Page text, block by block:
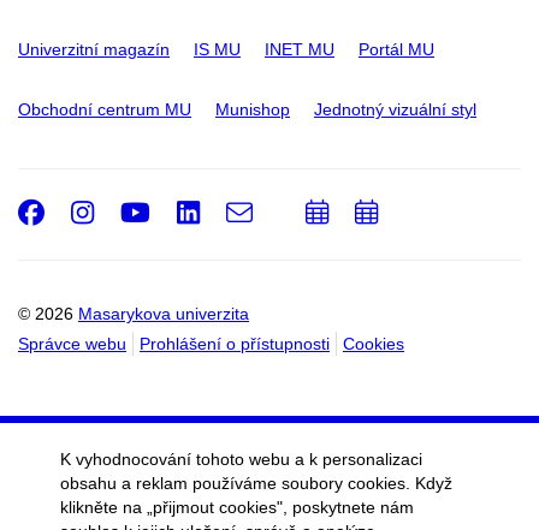
Univerzitní magazín IS MU INET MU Portál MU
Obchodní centrum MU Munishop Jednotný vizuální styl
© 2026 Masarykova univerzita
Správce webu
Prohlášení o přístupnosti Cookies
Facebook
Instagram
Youtube
LinkedIn
e-
PřidatPřidat
K vyhodnocování tohoto webu a k personalizaci
obsahu a reklam používáme soubory cookies. Když
klikněte na „přijmout cookies", poskytnete nám